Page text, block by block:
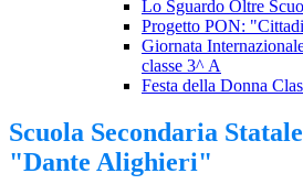
Lo Sguardo Oltre
Progetto PON:
Giornata
classe 3^ A
Festa della Donna
Scuola Secondaria
"Dante Alighieri"